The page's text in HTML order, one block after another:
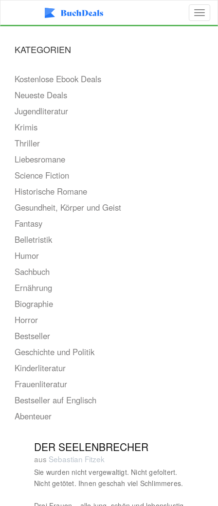
KATEGORIEN
Kostenlose Ebook Deals
Neueste Deals
Jugendliteratur
Krimis
Thriller
Liebesromane
Science Fiction
Historische Romane
Gesundheit, Körper und Geist
Fantasy
Belletristik
Humor
Sachbuch
Ernährung
Biographie
Horror
Bestseller
Geschichte und Politik
Kinderliteratur
Frauenliteratur
Bestseller auf Englisch
Abenteuer
DER SEELENBRECHER
aus Sebastian Fitzek
Sie wurden nicht vergewaltigt. Nicht gefoltert.
Nicht getötet. Ihnen geschah viel Schlimmeres.